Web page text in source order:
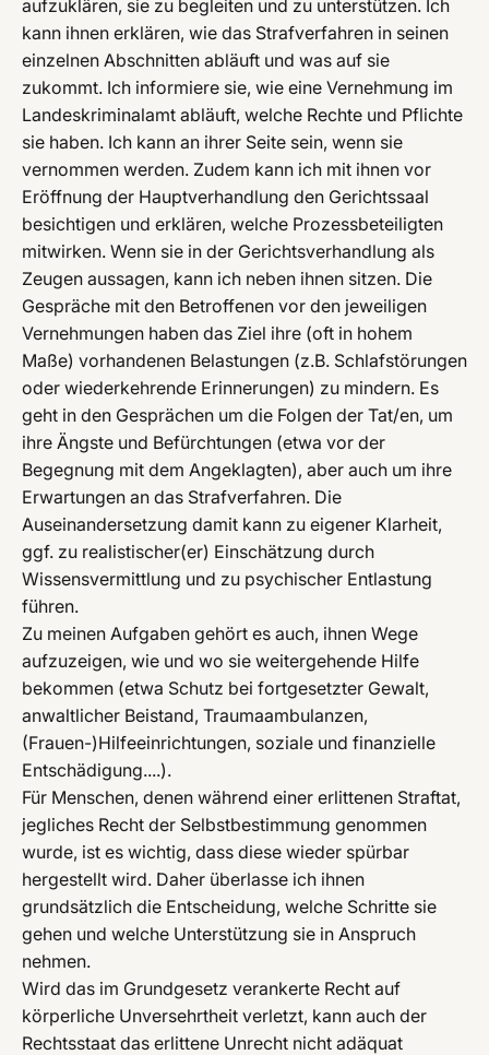
aufzuklären, sie zu begleiten und zu unterstützen. Ich
kann ihnen erklären, wie das Strafverfahren in seinen
einzelnen Abschnitten abläuft und was auf sie
zukommt. Ich informiere sie, wie eine Vernehmung im
Landeskriminalamt abläuft, welche Rechte und Pflichte
sie haben. Ich kann an ihrer Seite sein, wenn sie
vernommen werden. Zudem kann ich mit ihnen vor
Eröffnung der Hauptverhandlung den Gerichtssaal
besichtigen und erklären, welche Prozessbeteiligten
mitwirken. Wenn sie in der Gerichtsverhandlung als
Zeugen aussagen, kann ich neben ihnen sitzen. Die
Gespräche mit den Betroffenen vor den jeweiligen
Vernehmungen haben das Ziel ihre (oft in hohem
Maße) vorhandenen Belastungen (z.B. Schlafstörungen
oder wiederkehrende Erinnerungen) zu mindern. Es
geht in den Gesprächen um die Folgen der Tat/en, um
ihre Ängste und Befürchtungen (etwa vor der
Begegnung mit dem Angeklagten), aber auch um ihre
Erwartungen an das Strafverfahren. Die
Auseinandersetzung damit kann zu eigener Klarheit,
ggf. zu realistischer(er) Einschätzung durch
Wissensvermittlung und zu psychischer Entlastung
führen.
Zu meinen Aufgaben gehört es auch, ihnen Wege
aufzuzeigen, wie und wo sie weitergehende Hilfe
bekommen (etwa Schutz bei fortgesetzter Gewalt,
anwaltlicher Beistand, Traumaambulanzen,
(Frauen-)Hilfeeinrichtungen, soziale und finanzielle
Entschädigung....).
Für Menschen, denen während einer erlittenen Straftat,
jegliches Recht der Selbstbestimmung genommen
wurde, ist es wichtig, dass diese wieder spürbar
hergestellt wird. Daher überlasse ich ihnen
grundsätzlich die Entscheidung, welche Schritte sie
gehen und welche Unterstützung sie in Anspruch
nehmen.
Wird das im Grundgesetz verankerte Recht auf
körperliche Unversehrtheit verletzt, kann auch der
Rechtsstaat das erlittene Unrecht nicht adäquat